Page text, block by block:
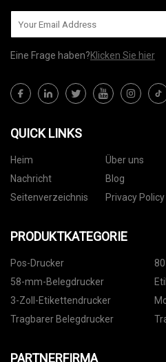
Eine Frage haben?Klicken Sie hier
QUICK LINKS
Heim Über uns
Nachricht
Blog
Seitenverzeichnis
Privacy Policy
PRODUKTKATEGORIE
Pos-Drucker
58-mm-Belegdrucker
3-Zoll-Etikettendrucker
Tragbarer Belegdrucker
PARTNERFIRMA